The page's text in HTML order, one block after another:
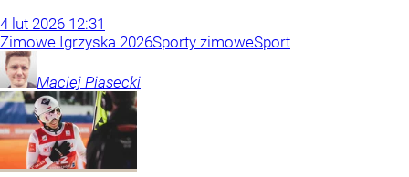
4 lut 2026 12:31
Zimowe Igrzyska 2026Sporty zimoweSport
Maciej Piasecki